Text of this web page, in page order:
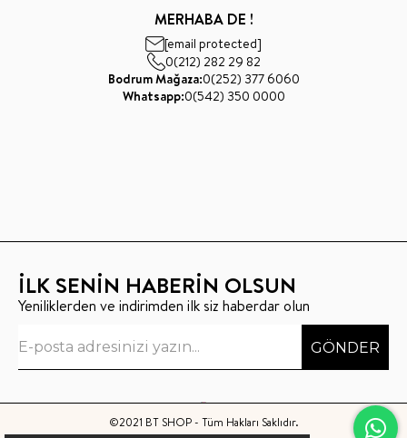
MERHABA DE !
[email protected]
0(212) 282 29 82
Bodrum Mağaza:0(252) 377 6060
Whatsapp:0(542) 350 0000
İLK SENİN HABERİN OLSUN
Yeniliklerden ve indirimden ilk siz haberdar olun
GÖNDER
©2021 BT SHOP - Tüm Hakları Saklıdır.